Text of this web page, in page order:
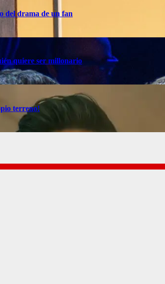
del drama de un fan
quiere ser millonario
terreno!